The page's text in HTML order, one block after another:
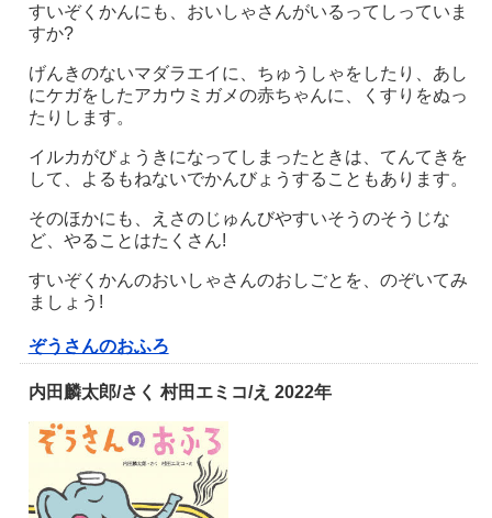
すいぞくかんにも、おいしゃさんがいるってしっていま
すか?
げんきのないマダラエイに、ちゅうしゃをしたり、あし
にケガをしたアカウミガメの赤ちゃんに、くすりをぬっ
たりします。
イルカがびょうきになってしまったときは、てんてきを
して、よるもねないでかんびょうすることもあります。
そのほかにも、えさのじゅんびやすいそうのそうじな
ど、やることはたくさん!
すいぞくかんのおいしゃさんのおしごとを、のぞいてみ
ましょう!
ぞうさんのおふろ
内田麟太郎/さく 村田エミコ/え 2022年